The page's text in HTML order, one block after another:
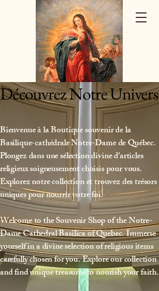
Découvrez Notre Univers
Découvrez Notre Univers
Bienvenue à la Boutique souvenir de la
Basilique-cathédrale Notre-Dame de Québec.
Plongez dans une sélection divine d'articles
religieux soigneusement choisis pour vous.
Explorez notre collection et trouvez des trésors
uniques pour nourrir votre foi.
Welcome to the Souvenir Shop of the Notre-
Dame Cathedral Basilica of Quebec. Immerse
yourself in a divine selection of religious items
carefully chosen for you. Explore our collection
and find unique treasures to nourish your faith.